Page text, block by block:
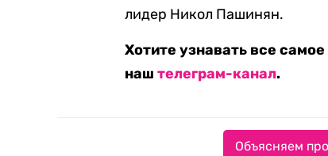
лидер Никол Пашинян.
Хотите узнавать все
наштелеграм-канал.
Объясняем